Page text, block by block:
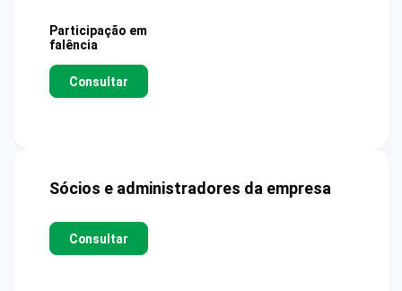
Participação em
falência
Consultar
Sócios e administradores da empresa
Consultar